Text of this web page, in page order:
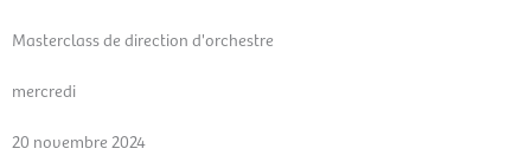
Masterclass de direction d'orchestre
mercredi
20 novembre 2024